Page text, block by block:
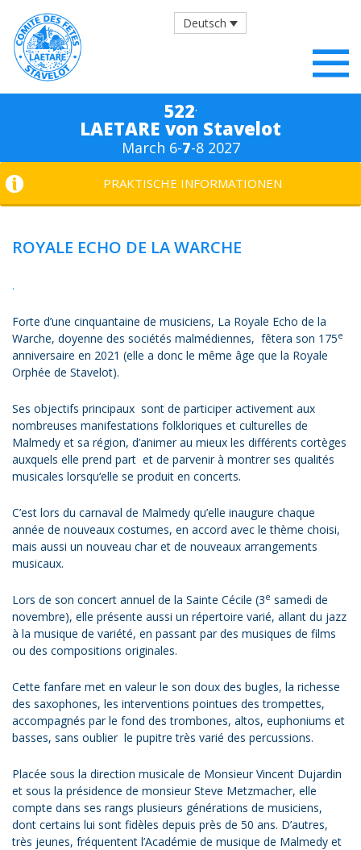
Deutsch
522.
LAETARE von Stavelot
March 6-7-8 2027
PRAKTISCHE INFORMATIONEN
ROYALE ECHO DE LA WARCHE
.
Forte d’une cinquantaine de musiciens, La Royale Echo de la
Warche, doyenne des sociétés malmédiennes, fêtera son 175e
anniversaire en 2021 (elle a donc le même âge que la Royale
Orphée de Stavelot).
Ses objectifs principaux sont de participer activement aux
nombreuses manifestations folkloriques et culturelles de
Malmedy et sa région, d’animer au mieux les différents cortèges
auxquels elle prend part et de parvenir à montrer ses qualités
musicales lorsqu‘elle se produit en concerts.
C’est lors du carnaval de Malmedy qu’elle inaugure chaque
année de nouveaux costumes, en accord avec le thème choisi,
mais aussi un nouveau char et de nouveaux arrangements
musicaux.
Lors de son concert annuel de la Sainte Cécile (3e samedi de
novembre), elle présente aussi un répertoire varié, allant du jazz
à la musique de variété, en passant par des musiques de films
ou des compositions originales.
Cette fanfare met en valeur le son doux des bugles, la richesse
des saxophones, les interventions pointues des trompettes,
accompagnés par le fond des trombones, altos, euphoniums et
basses, sans oublier le pupitre très varié des percussions.
Placée sous la direction musicale de Monsieur Vincent Dujardin
et sous la présidence de monsieur Steve Metzmacher, elle
compte dans ses rangs plusieurs générations de musiciens,
dont certains lui sont fidèles depuis près de 50 ans. D’autres,
très jeunes, fréquentent l’Académie de musique de Malmedy et